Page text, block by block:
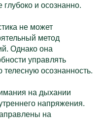
и осознанно.
не может
метод
Однако она
управлять
осознанность.
на дыхании
напряжения.
на